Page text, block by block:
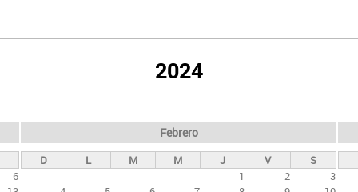
2024
6
Febrero
D L M M J V
S
1
2
3